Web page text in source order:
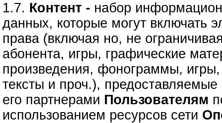
1.7. Контент - набор
данных, которые могут включать
права (включая но, не
абонента, игры, графические
произведения, фонограммы,
тексты и проч.), предоставляемые
его партнерами Пользователям
использованием ресурсов сети